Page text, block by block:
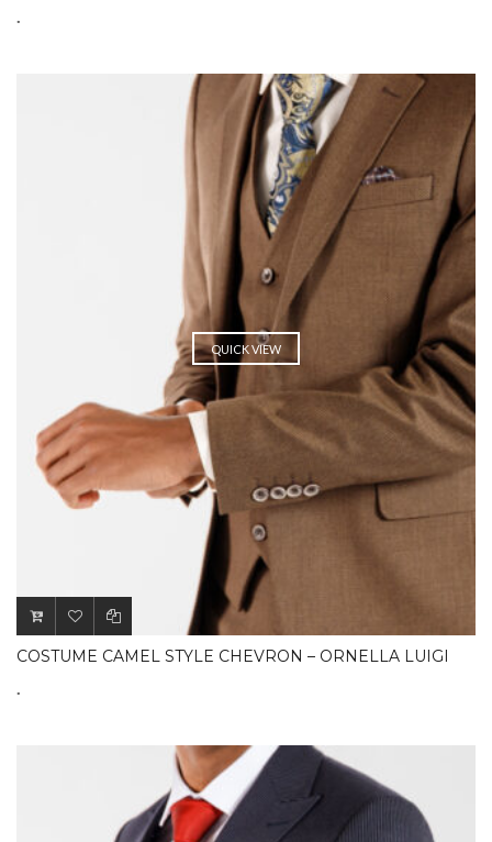
QUICK VIEW
COSTUME CAMEL STYLE CHEVRON – ORNELLA LUIGI